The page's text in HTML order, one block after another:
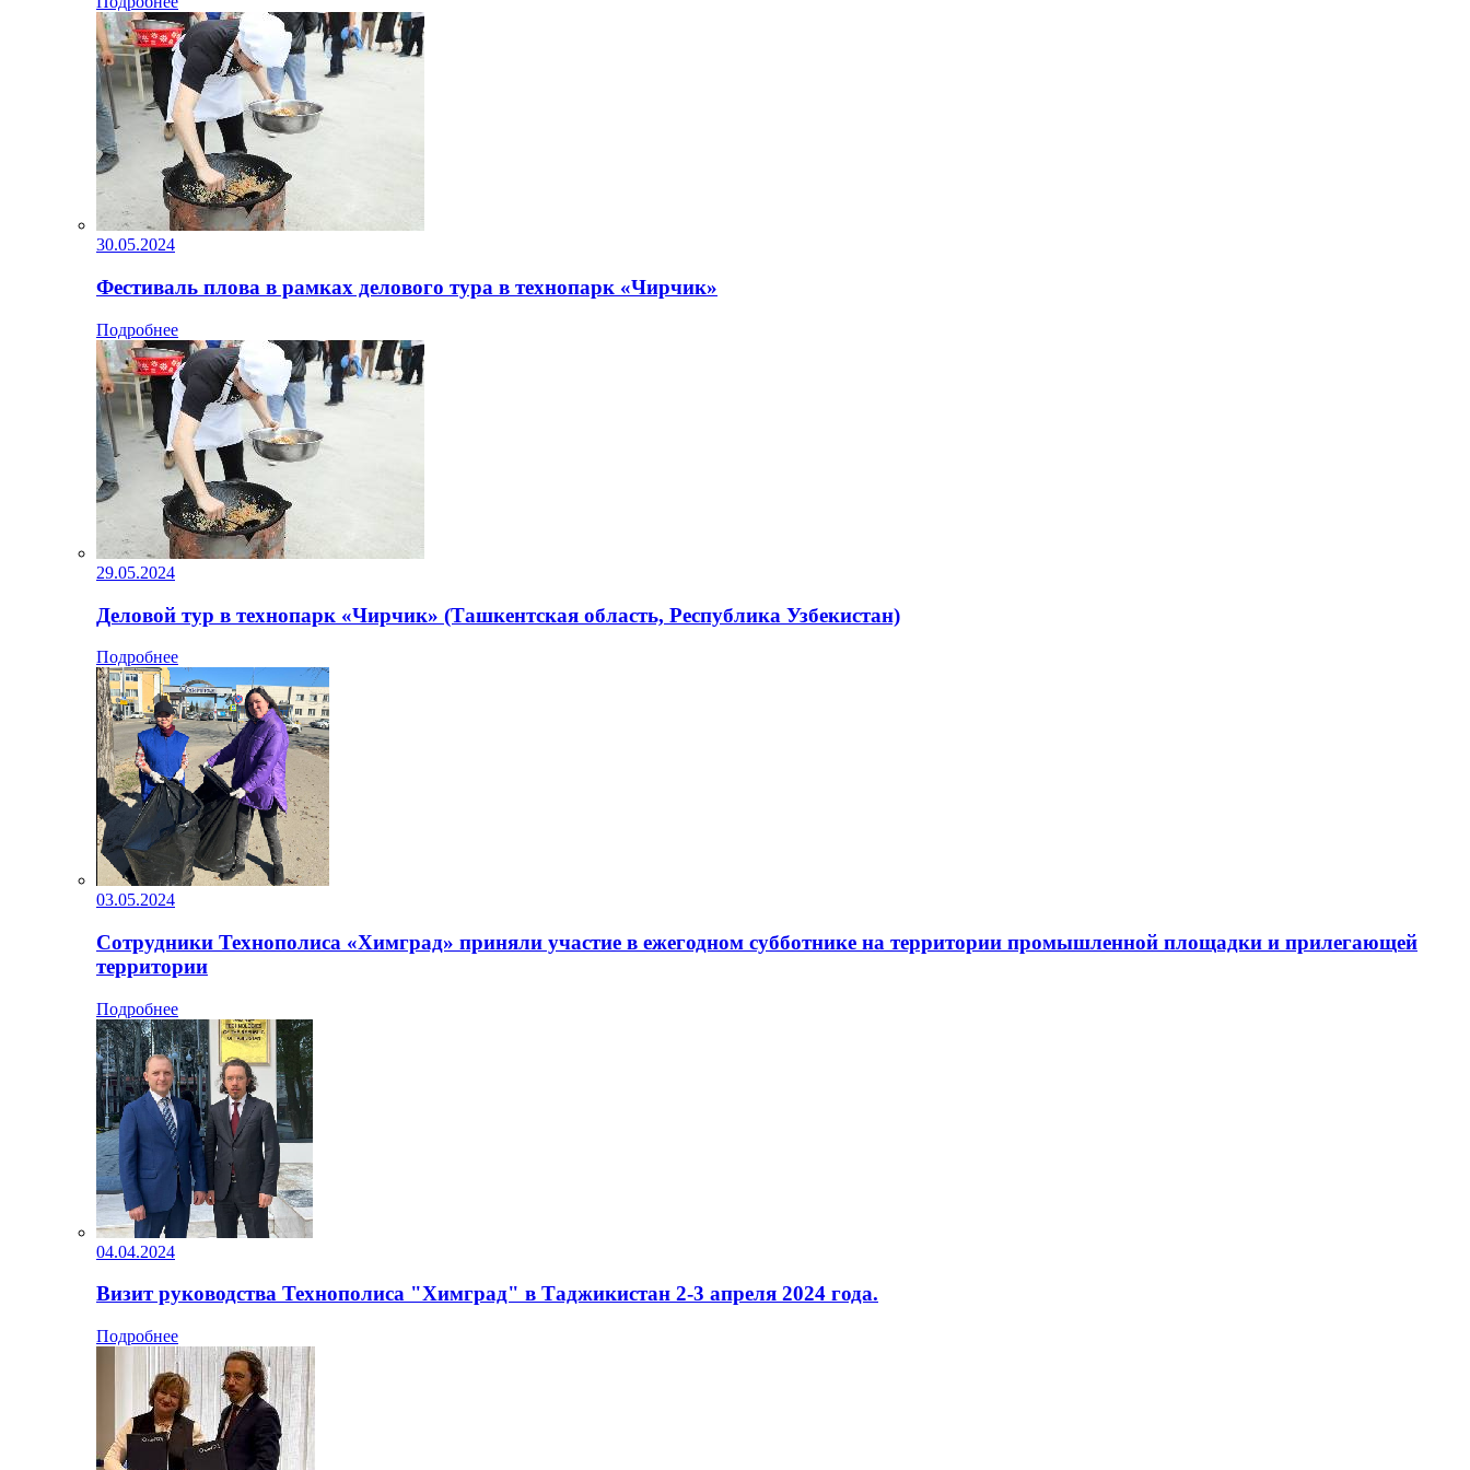
30.05.2024
Фестиваль плова в рамках делового тура в технопарк «Чирчик»
Подробнее
29.05.2024
Деловой тур в технопарк «Чирчик» (Ташкентская область, Республика Узбекистан)
Подробнее
03.05.2024
Сотрудники Технополиса «Химград» приняли участие в ежегодном субботнике на территории промышленной площадки и прилегающей
территории
Подробнее
04.04.2024
Визит руководства Технополиса "Химград" в Таджикистан 2-3 апреля 2024 года.
Подробнее